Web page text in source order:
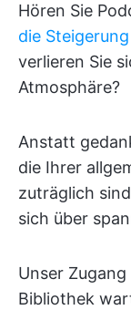
Hören Sie
die
verlieren Sie
Atmosphäre?
Anstatt
die Ihrer
zuträglich
sich über
Unser
Bibliothek